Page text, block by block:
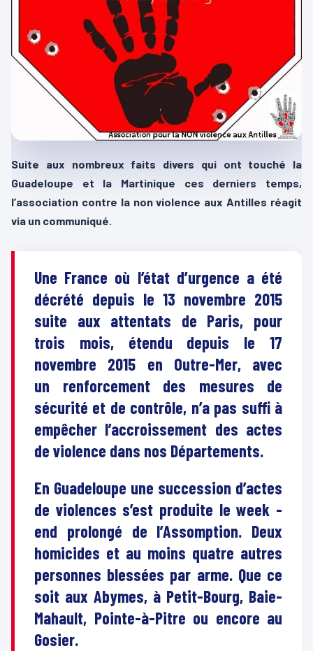
Suite aux nombreux faits divers qui ont touché la
Guadeloupe et la Martinique ces derniers temps,
l’association contre la non violence aux Antilles réagit
via un communiqué.
Une France où l’état d’urgence a été
décrété depuis le 13 novembre 2015
suite aux attentats de Paris, pour
trois mois, étendu depuis le 17
novembre 2015 en Outre-Mer, avec
un renforcement des mesures de
sécurité et de contrôle, n’a pas suffi à
empêcher l’accroissement des actes
de violence dans nos Départements.
En Guadeloupe une succession d’actes
de violences s’est produite le week -
end prolongé de l’Assomption. Deux
homicides et au moins quatre autres
personnes blessées par arme. Que ce
soit aux Abymes, à Petit-Bourg, Baie-
Mahault, Pointe-à-Pitre ou encore au
Gosier.